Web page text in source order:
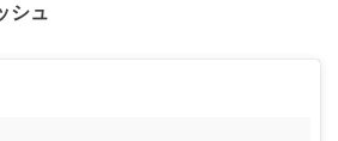
シュ